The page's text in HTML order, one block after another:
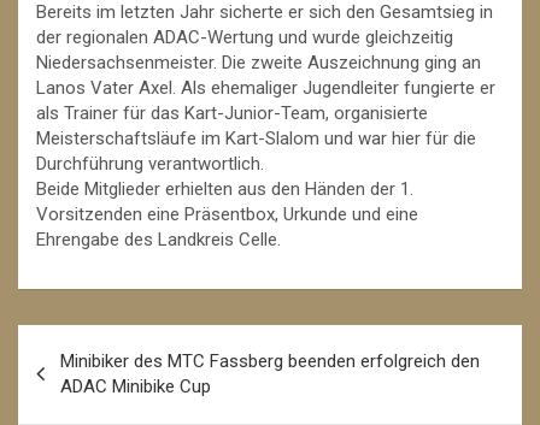
Bereits im letzten Jahr sicherte er sich den Gesamtsieg in
der regionalen ADAC-Wertung und wurde gleichzeitig
Niedersachsenmeister. Die zweite Auszeichnung ging an
Lanos Vater Axel. Als ehemaliger Jugendleiter fungierte er
als Trainer für das Kart-Junior-Team, organisierte
Meisterschaftsläufe im Kart-Slalom und war hier für die
Durchführung verantwortlich.
Beide Mitglieder erhielten aus den Händen der 1.
Vorsitzenden eine Präsentbox, Urkunde und eine
Ehrengabe des Landkreis Celle.
Navigation
Minibiker des MTC Fassberg beenden erfolgreich den
ADAC Minibike Cup